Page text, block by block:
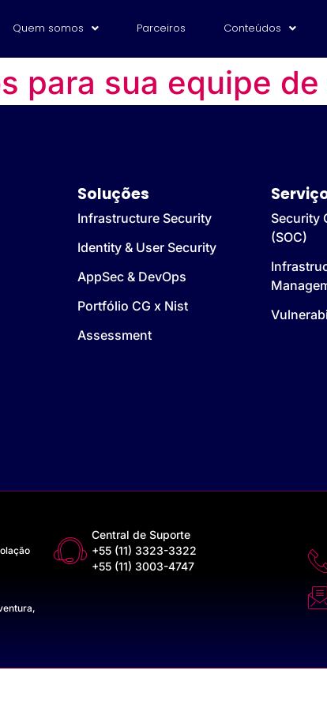
Quem somos Parceiros Conteúdos
para sua equipe
Soluções
Infrastructure Security
Identity & User Security
AppSec & DevOps
Portfólio CG x Nist
Assessment
Security
(SOC)
Central de Suporte
+55 (11) 3323-3322
+55 (11) 3003-4747